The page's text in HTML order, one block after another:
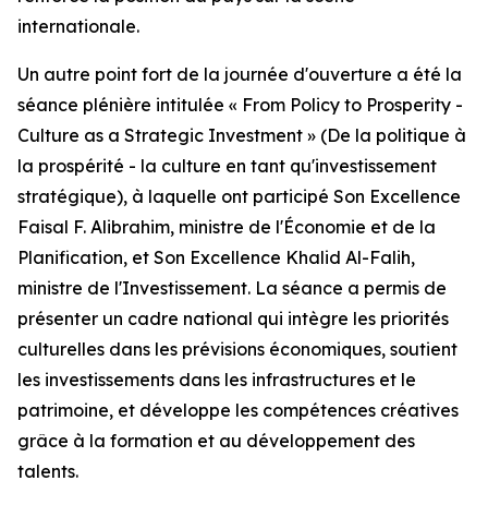
internationale.
Un autre point fort de la journée d'ouverture a été la
séance plénière intitulée « From Policy to Prosperity -
Culture as a Strategic Investment » (De la politique à
la prospérité - la culture en tant qu'investissement
stratégique), à laquelle ont participé Son Excellence
Faisal F. Alibrahim, ministre de l'Économie et de la
Planification, et Son Excellence Khalid Al-Falih,
ministre de l'Investissement. La séance a permis de
présenter un cadre national qui intègre les priorités
culturelles dans les prévisions économiques, soutient
les investissements dans les infrastructures et le
patrimoine, et développe les compétences créatives
grâce à la formation et au développement des
talents.